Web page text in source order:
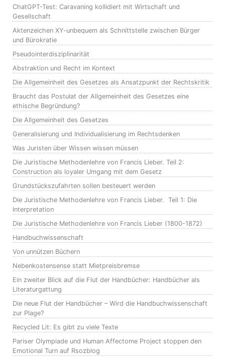
ChatGPT-Test: Caravaning kollidiert mit Wirtschaft und
Gesellschaft
Aktenzeichen XY-unbequem als Schnittstelle zwischen Bürger
und Bürokratie
Pseudointerdisziplinarität
Abstraktion und Recht im Kontext
Die Allgemeinheit des Gesetzes als Ansatzpunkt der Rechtskritik
Braucht das Postulat der Allgemeinheit des Gesetzes eine
ethische Begründung?
Die Allgemeinheit des Gesetzes
Generalisierung und Individualisierung im Rechtsdenken
Was Juristen über Wissen wissen müssen
Die Juristische Methodenlehre von Francis Lieber. Teil 2:
Construction als loyaler Umgang mit dem Gesetz
Grundstückszufahrten sollen besteuert werden
Die Juristische Methodenlehre von Francis Lieber. Teil 1: Die
Interpretation
Die Juristische Methodenlehre von Francis Lieber (1800-1872)
Handbuchwissenschaft
Von unnützen Büchern
Nebenkostensense statt Mietpreisbremse
Ein zweiter Blick auf die Flut der Handbücher: Handbücher als
Literaturgattung
Die neue Flut der Handbücher – Wird die Handbuchwissenschaft
zur Plage?
Recycled Lit: Es gibt zu viele Texte
Pariser Olympiade und Human Affectome Project stoppen den
Emotional Turn auf Rsozblog